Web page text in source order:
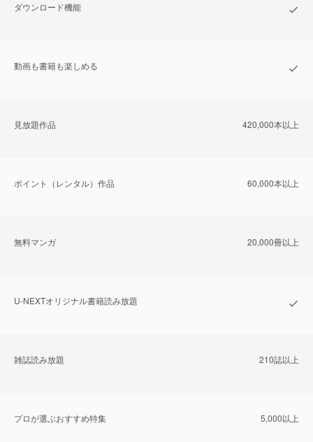
ダウンロード機能
動画も書籍も楽しめる
⾒放題作品 420,000本以上
ポイント（レンタル）作品 60,000本以上
無料マンガ 20,000冊以上
U-NEXTオリジナル書籍読み放題
雑誌読み放題 210誌以上
プロが選ぶおすすめ特集 5,000以上